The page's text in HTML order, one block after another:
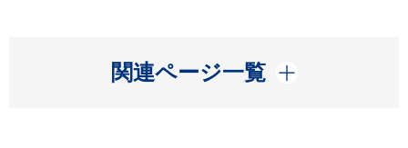
関連ページ一覧
開く